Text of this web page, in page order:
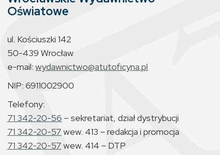
Oświatowe
ul. Kościuszki 142
50-439 Wrocław
e-mail: wydawnictwo@atutoficyna.pl
NIP: 6911002900
Telefony:
71 342-20-56 – sekretariat, dział dystrybucji
71 342-20-57 wew. 413 – redakcja i promocja
71 342-20-57 wew. 414 – DTP